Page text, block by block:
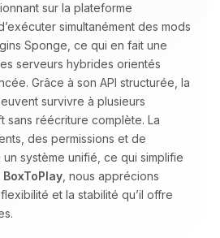
sur la plateforme
simultanément des mods
Sponge, ce qui en fait une
serveurs hybrides orientés
Grâce à son API structurée, la
survivre à plusieurs
sans réécriture complète. La
des permissions et de
un système unifié, ce qui simplifie
BoxToPlay , nous apprécions
et la stabilité qu’il offre
quelqu’un pour me
c’est Choupy, ton petit
Dis-moi ce dont
et je vais remuer mes
pour t’aider.
14:31